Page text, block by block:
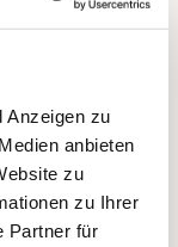
Anzeigen zu
anbieten
zu
zu Ihrer
Partner für